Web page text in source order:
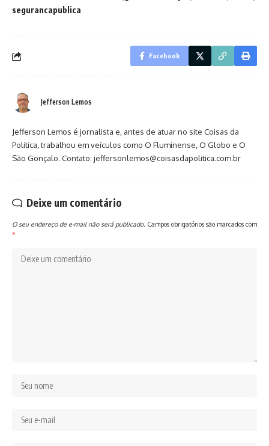
segurancapublica
Facebook
Jefferson Lemos
Jefferson Lemos é jornalista e, antes de atuar no site Coisas da
Política, trabalhou em veículos como O Fluminense, O Globo e O
São Gonçalo. Contato: jeffersonlemos@coisasdapolitica.com.br
Deixe um comentário
O seu endereço de e-mail não será publicado. Campos obrigatórios são marcados com
*